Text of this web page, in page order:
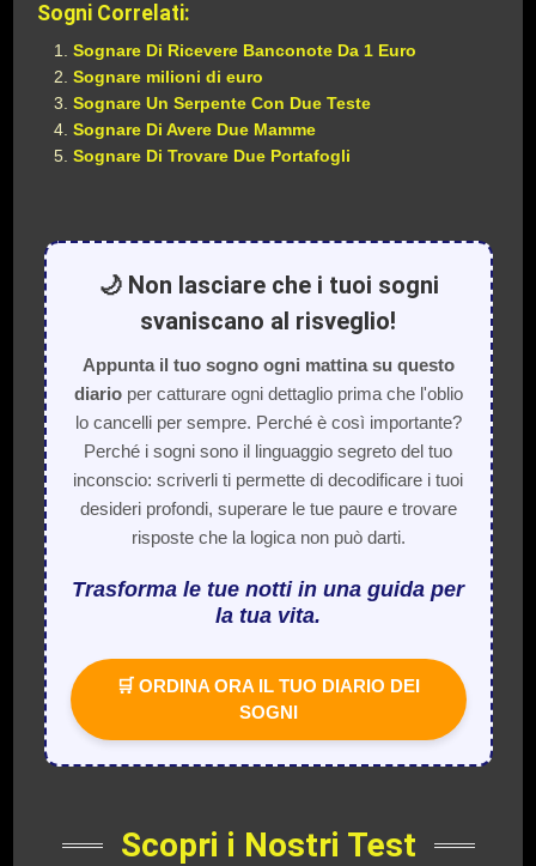
Sogni Correlati:
Sognare Di Ricevere Banconote Da 1 Euro
Sognare milioni di euro
Sognare Un Serpente Con Due Teste
Sognare Di Avere Due Mamme
Sognare Di Trovare Due Portafogli
🌙 Non lasciare che i tuoi sogni
svaniscano al risveglio!
Appunta il tuo sogno ogni mattina su questo
diarioper catturare ogni dettaglio prima che l'oblio
lo cancelli per sempre. Perché è così importante?
Perché i sogni sono il linguaggio segreto del tuo
inconscio: scriverli ti permette di decodificare i tuoi
desideri profondi, superare le tue paure e trovare
risposte che la logica non può darti.
Trasforma le tue notti in una guida per
la tua vita.
🛒 ORDINA ORA IL TUO DIARIO DEI
SOGNI
Scopri i Nostri Test